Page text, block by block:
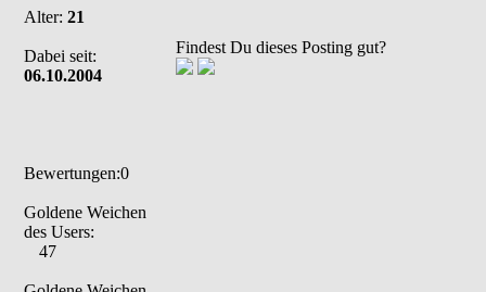
Alter: 21
Dabei seit:
06.10.2004
Bewertungen:0
Goldene Weichen
des Users:
47
Findest Du dieses Posting gut?